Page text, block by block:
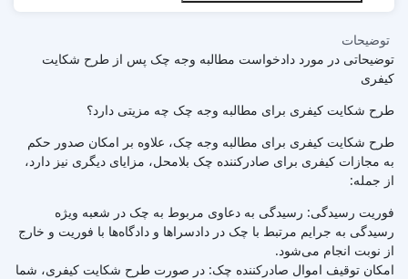
توضیحات
توضیحاتی در مورد دادخواست مطالبه وجه چک پس از طرح شکایت
کیفری
طرح شکایت کیفری برای مطالبه وجه چک چه مزیتی دارد؟
طرح شکایت کیفری برای مطالبه وجه چک، علاوه بر امکان صدور حکم
به مجازات کیفری برای صادرکننده چک بلامحل، مزایای دیگری نیز دارد،
از جمله:
فوریت رسیدگی: رسیدگی به دعاوی مربوط به چک در شعبه ویژه
رسیدگی به جرایم مرتبط با چک در دادسراها و دادگاه‌ها با فوریت و خارج
از نوبت انجام می‌شود.
امکان توقیف اموال صادرکننده چک: در صورت طرح شکایت کیفری، شما